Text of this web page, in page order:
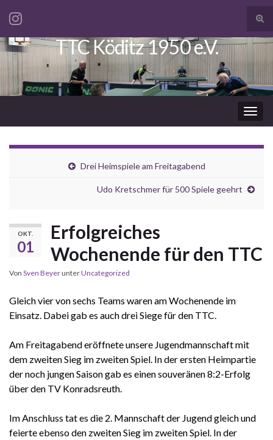
Search for:
TTC Köditz 1950 e.V.
Drei Heimspiele am Freitagabend
Udo Kretschmer für 500 Spiele geehrt
OKT.
01
Erfolgreiches
Wochenende für den TTC
Von Sven BeyerunterUncategorized
Gleich vier von sechs Teams waren am Wochenende im
Einsatz. Dabei gab es auch drei Siege für den TTC.
Am Freitagabend eröffnete unsere Jugendmannschaft mit
dem zweiten Sieg im zweiten Spiel. In der ersten Heimpartie
der noch jungen Saison gab es einen souveränen 8:2-Erfolg
über den TV Konradsreuth.
Im Anschluss tat es die 2. Mannschaft der Jugend gleich und
feierte ebenso den zweiten Sieg im zweiten Spiel. In der